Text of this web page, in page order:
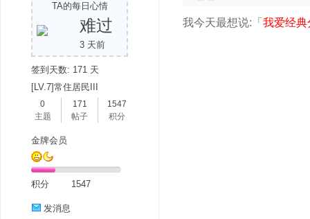
TA的每日心情
难过
3 天前
签到天数: 171 天
[LV.7]常住居民III
0
主题
171
帖子
1547
积分
金牌会员
积分 1547
发消息
我今天最想说:「 我爱经典